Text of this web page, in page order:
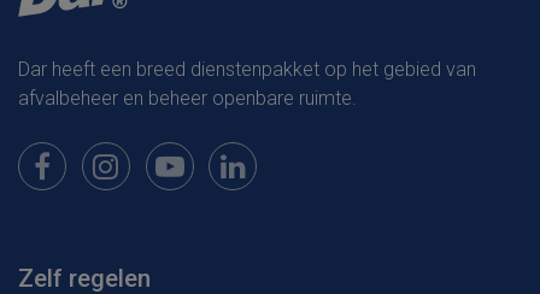
Dar heeft een breed dienstenpakket op het gebied van
afvalbeheer en beheer openbare ruimte.
Bekijk onze pagina op Facebook
Bekijk onze pagina op Instagram
Bekijk onze pagina op Youtube
Bekijk onze pagina op LinkedIn
Zelf regelen